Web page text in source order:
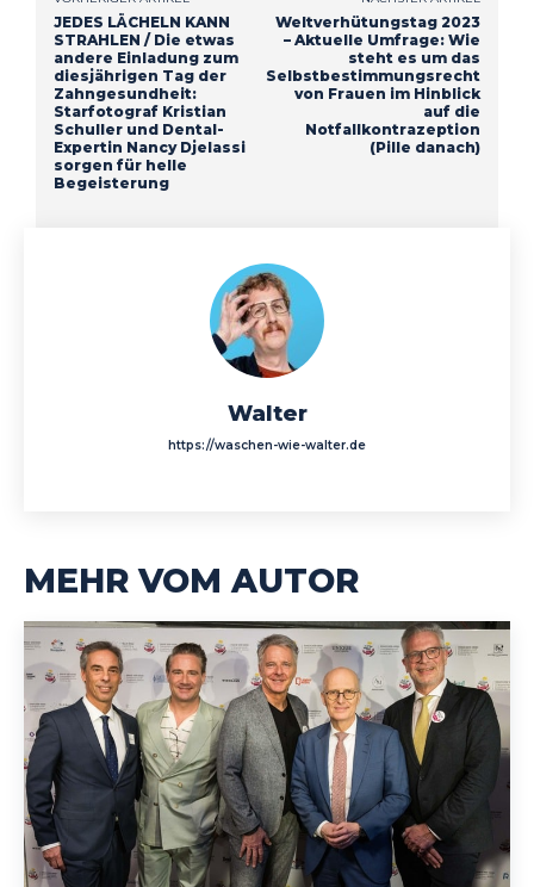
JEDES LÄCHELN KANN
STRAHLEN / Die etwas
andere Einladung zum
diesjährigen Tag der
Zahngesundheit:
Starfotograf Kristian
Schuller und Dental-
Expertin Nancy Djelassi
sorgen für helle
Begeisterung
Weltverhütungstag 2023
– Aktuelle Umfrage: Wie
steht es um das
Selbstbestimmungsrecht
von Frauen im Hinblick
auf die
Notfallkontrazeption
(Pille danach)
Walter
https://waschen-wie-walter.de
MEHR VOM AUTOR